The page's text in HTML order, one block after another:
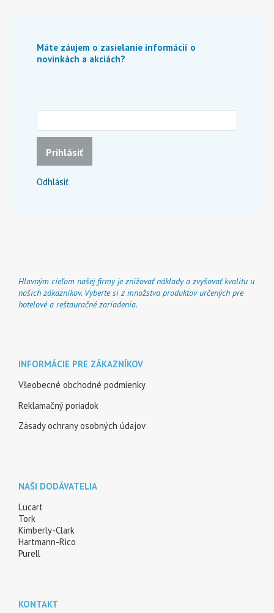
Máte záujem o zasielanie informácií o
novinkách a akciách?
Prihlásiť
Odhlásiť
Hlavným cieľom našej firmy je znižovať náklady a zvyšovať kvalitu u
našich zákazníkov. Vyberte si z množstva produktov určených pre
hotelové a reštauračné zariadenia.
INFORMÁCIE PRE ZÁKAZNÍKOV
Všeobecné obchodné podmienky
Reklamačný poriadok
Zásady ochrany osobných údajov
NAŠI DODÁVATELIA
Lucart
Tork
Kimberly-Clark
Hartmann-Rico
Purell
KONTAKT